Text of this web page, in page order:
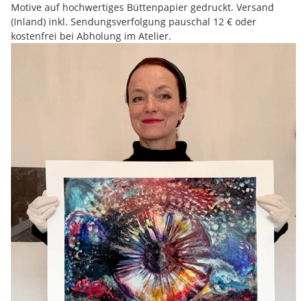
Motive auf hochwertiges Büttenpapier gedruckt. Versand
(Inland) inkl. Sendungsverfolgung pauschal 12 € oder
kostenfrei bei Abholung im Atelier.